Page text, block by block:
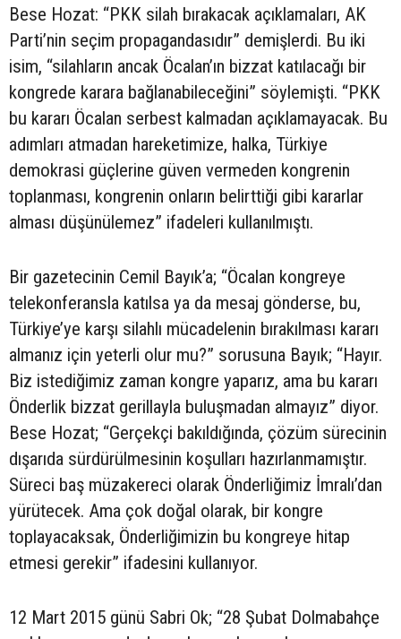
Bese Hozat: “PKK silah bırakacak açıklamaları, AK
Parti’nin seçim propagandasıdır” demişlerdi. Bu iki
isim, “silahların ancak Öcalan’ın bizzat katılacağı bir
kongrede karara bağlanabileceğini” söylemişti. “PKK
bu kararı Öcalan serbest kalmadan açıklamayacak. Bu
adımları atmadan hareketimize, halka, Türkiye
demokrasi güçlerine güven vermeden kongrenin
toplanması, kongrenin onların belirttiği gibi kararlar
alması düşünülemez” ifadeleri kullanılmıştı.
Bir gazetecinin Cemil Bayık’a; “Öcalan kongreye
telekonferansla katılsa ya da mesaj gönderse, bu,
Türkiye’ye karşı silahlı mücadelenin bırakılması kararı
almanız için yeterli olur mu?” sorusuna Bayık; “Hayır.
Biz istediğimiz zaman kongre yaparız, ama bu kararı
Önderlik bizzat gerillayla buluşmadan almayız” diyor.
Bese Hozat; “Gerçekçi bakıldığında, çözüm sürecinin
dışarıda sürdürülmesinin koşulları hazırlanmamıştır.
Süreci baş müzakereci olarak Önderliğimiz İmralı’dan
yürütecek. Ama çok doğal olarak, bir kongre
toplayacaksak, Önderliğimizin bu kongreye hitap
etmesi gerekir” ifadesini kullanıyor.
12 Mart 2015 günü Sabri Ok; “28 Şubat Dolmabahçe